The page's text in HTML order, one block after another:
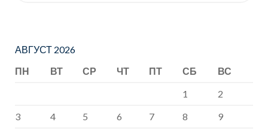
АВГУСТ 2026
ПН
ВТ СР ЧТ ПТ СБ
ВС
1
2
3
4 5 6 7 8
9